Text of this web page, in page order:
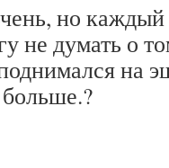
но каждый
не думать о
на